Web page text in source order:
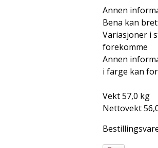
Annen
Bena kan
Variasjoner i
forekomme
Annen
i farge kan
Vekt 57,0 kg
Nettovekt